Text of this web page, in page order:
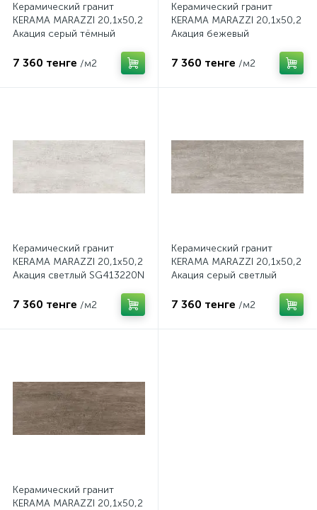
Керамический гранит
KERAMA MARAZZI 20,1х50,2
Акация серый тёмный
7 360 тенге /м2
Керамический гранит
KERAMA MARAZZI 20,1х50,2
Акация бежевый
7 360 тенге /м2
Керамический гранит
KERAMA MARAZZI 20,1х50,2
Акация светлый SG413220N
7 360 тенге /м2
Керамический гранит
KERAMA MARAZZI 20,1х50,2
Акация серый светлый
7 360 тенге /м2
Керамический гранит
KERAMA MARAZZI 20,1х50,2